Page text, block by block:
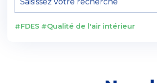
#FDES #Qualité de l'air intérieur